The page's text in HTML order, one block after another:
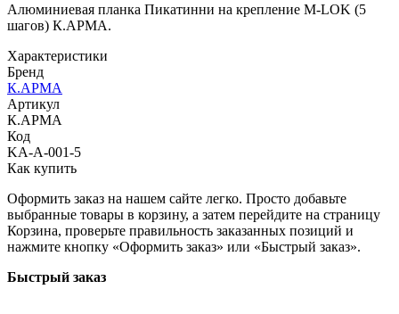
Алюминиевая планка Пикатинни на крепление M-LOK (5
шагов) К.АРМА.
Характеристики
Бренд
К.АРМА
Артикул
К.АРМА
Код
KA-A-001-5
Как купить
Оформить заказ на нашем сайте легко. Просто добавьте
выбранные товары в корзину, а затем перейдите на страницу
Корзина, проверьте правильность заказанных позиций и
нажмите кнопку «Оформить заказ» или «Быстрый заказ».
Быстрый заказ